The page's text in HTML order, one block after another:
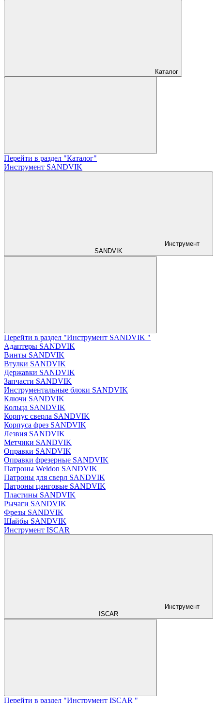
Каталог
Перейти в раздел "Каталог"
Инструмент SANDVIK
Инструмент
SANDVIK
Перейти в раздел "Инструмент SANDVIK "
Адаптеры SANDVIK
Винты SANDVIK
Втулки SANDVIK
Державки SANDVIK
Запчасти SANDVIK
Инструментальные блоки SANDVIK
Ключи SANDVIK
Кольца SANDVIK
Корпус сверла SANDVIK
Корпуса фрез SANDVIK
Лезвия SANDVIK
Метчики SANDVIK
Оправки SANDVIK
Оправки фрезерные SANDVIK
Патроны Weldon SANDVIK
Патроны для сверл SANDVIK
Патроны цанговые SANDVIK
Пластины SANDVIK
Рычаги SANDVIK
Фрезы SANDVIK
Шайбы SANDVIK
Инструмент ISCAR
Инструмент
ISCAR
Перейти в раздел "Инструмент ISCAR "